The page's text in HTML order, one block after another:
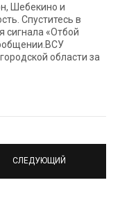
Шебекино и
Спуститесь в
сигнала «Отбой
области за
СЛЕДУЮЩИЙ